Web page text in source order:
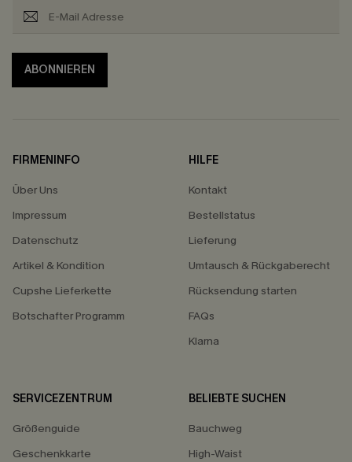
ABONNIEREN
FIRMENINFO
Über Uns
Impressum
Datenschutz
Artikel & Kondition
Cupshe Lieferkette
Botschafter Programm
HILFE
Kontakt
Bestellstatus
Lieferung
Umtausch & Rückgaberecht
Rücksendung starten
FAQs
Klarna
SERVICEZENTRUM
Größenguide
Geschenkkarte
BELIEBTE SUCHEN
Bauchweg
High-Waist